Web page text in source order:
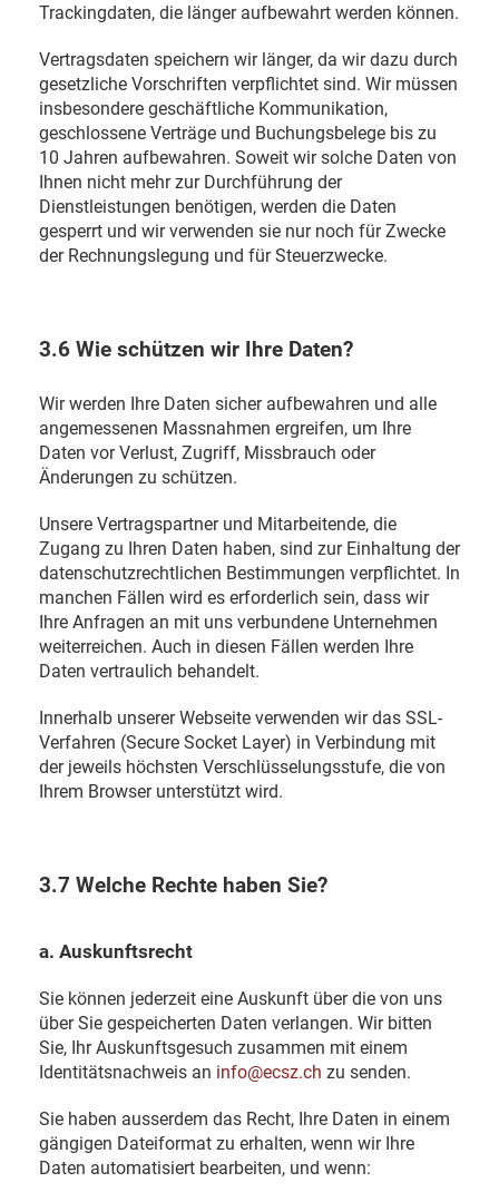
Trackingdaten, die länger aufbewahrt werden können.
Vertragsdaten speichern wir länger, da wir dazu durch
gesetzliche Vorschriften verpflichtet sind. Wir müssen
insbesondere geschäftliche Kommunikation,
geschlossene Verträge und Buchungsbelege bis zu
10 Jahren aufbewahren. Soweit wir solche Daten von
Ihnen nicht mehr zur Durchführung der
Dienstleistungen benötigen, werden die Daten
gesperrt und wir verwenden sie nur noch für Zwecke
der Rechnungslegung und für Steuerzwecke.
3.6 Wie schützen wir Ihre Daten?
Wir werden Ihre Daten sicher aufbewahren und alle
angemessenen Massnahmen ergreifen, um Ihre
Daten vor Verlust, Zugriff, Missbrauch oder
Änderungen zu schützen.
Unsere Vertragspartner und Mitarbeitende, die
Zugang zu Ihren Daten haben, sind zur Einhaltung der
datenschutzrechtlichen Bestimmungen verpflichtet. In
manchen Fällen wird es erforderlich sein, dass wir
Ihre Anfragen an mit uns verbundene Unternehmen
weiterreichen. Auch in diesen Fällen werden Ihre
Daten vertraulich behandelt.
Innerhalb unserer Webseite verwenden wir das SSL-
Verfahren (Secure Socket Layer) in Verbindung mit
der jeweils höchsten Verschlüsselungsstufe, die von
Ihrem Browser unterstützt wird.
3.7 Welche Rechte haben Sie?
a. Auskunftsrecht
Sie können jederzeit eine Auskunft über die von uns
über Sie gespeicherten Daten verlangen. Wir bitten
Sie, Ihr Auskunftsgesuch zusammen mit einem
Identitätsnachweis an info@ecsz.ch zu senden.
Sie haben ausserdem das Recht, Ihre Daten in einem
gängigen Dateiformat zu erhalten, wenn wir Ihre
Daten automatisiert bearbeiten, und wenn: